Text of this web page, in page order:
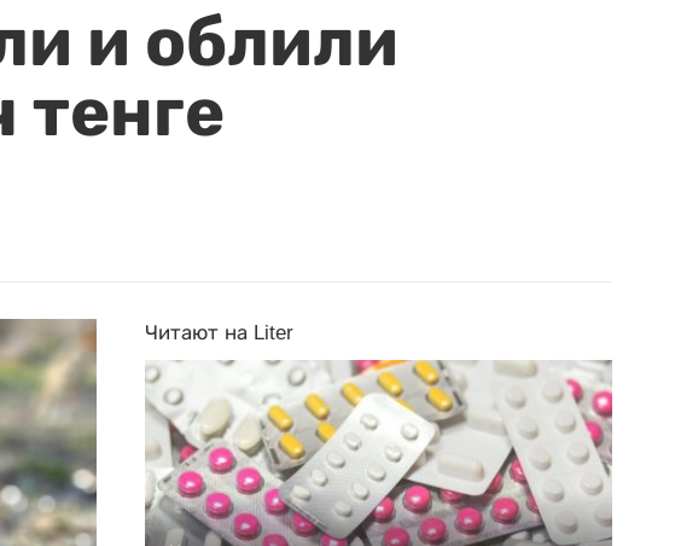
и облили
тенге
Читают на Liter